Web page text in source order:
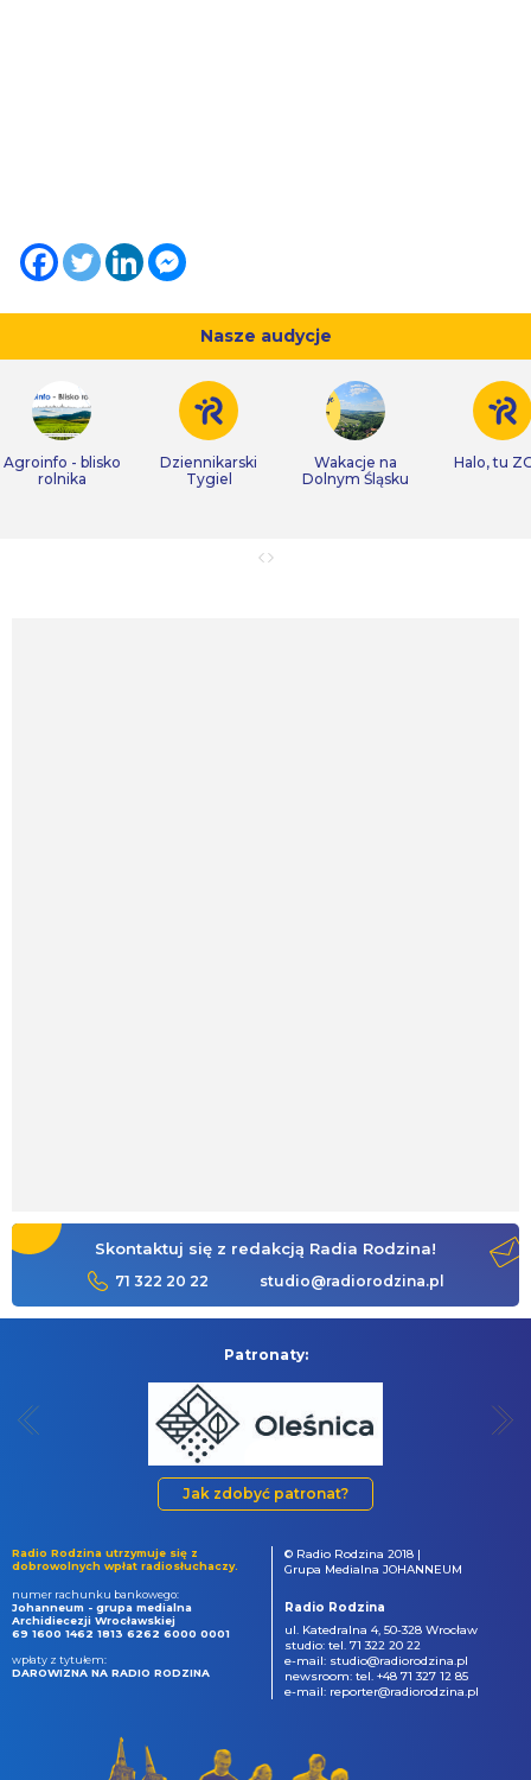
Nasze audycje
Agroinfo - blisko
rolnika
Dziennikarski
Tygiel
Wakacje na
Dolnym Śląsku
Halo, tu
Skontaktuj się z redakcją Radia Rodzina!
71 322 20 22 studio@radiorodzina.pl
Patronaty:
Jak zdobyć patronat?
Radio Rodzina utrzymuje się z
dobrowolnych wpłat radiosłuchaczy.
numer rachunku bankowego:
Johanneum - grupa medialna
Archidiecezji Wrocławskiej
69 1600 1462 1813 6262 6000 0001
wpłaty z tytułem:
DAROWIZNA NA RADIO RODZINA
© Radio Rodzina 2018 |
Grupa Medialna JOHANNEUM
Radio Rodzina
ul. Katedralna 4, 50-328 Wrocław
studio: tel. 71 322 20 22
e-mail: studio@radiorodzina.pl
newsroom: tel. +48 71 327 12 85
e-mail: reporter@radiorodzina.pl